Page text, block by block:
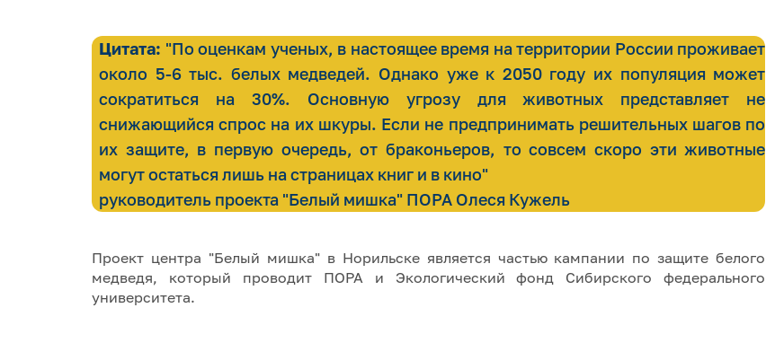
Цитата: "По оценкам ученых, в настоящее время на территории России проживает
около 5-6 тыс. белых медведей. Однако уже к 2050 году их популяция может
сократиться на 30%. Основную угрозу для животных представляет не
снижающийся спрос на их шкуры. Если не предпринимать решительных шагов по
их защите, в первую очередь, от браконьеров, то совсем скоро эти животные
могут остаться лишь на страницах книг и в кино"
руководитель проекта "Белый мишка" ПОРА Олеся Кужель
Проект центра "Белый мишка" в Норильске является частью кампании по защите белого
медведя, который проводит ПОРА и Экологический фонд Сибирского федерального
университета.